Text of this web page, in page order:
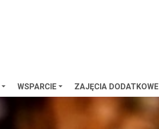
WSPARCIE ZAJĘCIA DODATKOWE